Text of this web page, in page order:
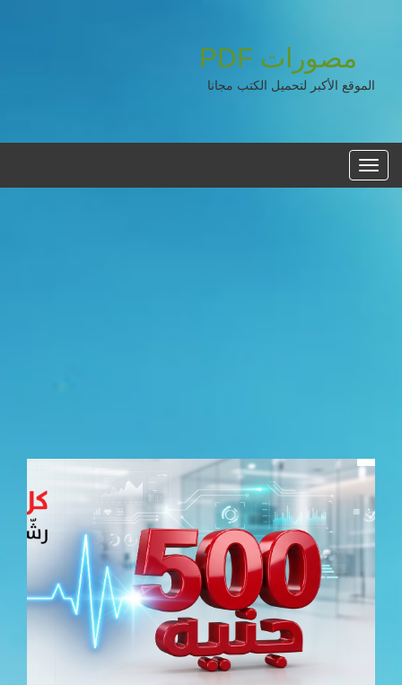
مصورات PDF
الموقع الأكبر لتحميل الكتب مجانا
القائمه
الرئيسية